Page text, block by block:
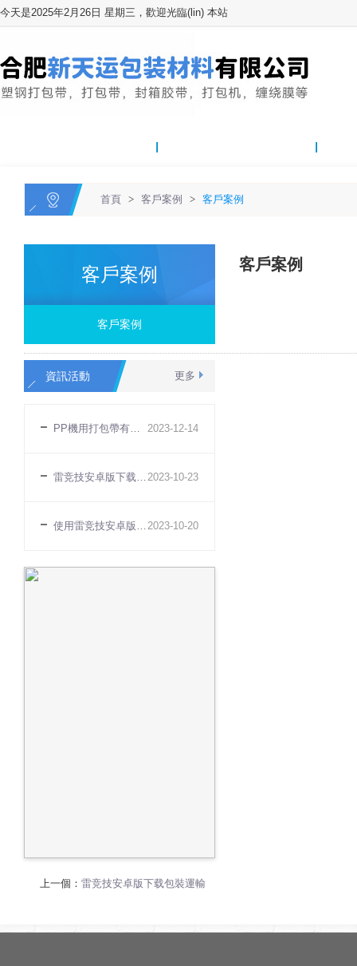
今天是2025年2月26日 星期三，歡迎光臨(lin) 本站
首頁 > 客戶案例 > 客戶案例
客戶案例
客戶案例
更多
資訊活動
2023-12-14
PP機用打包帶有哪些特點
2023-10-23
雷竞技安卓版下载無法打緊原因
2023-10-20
使用雷竞技安卓版下载有什麽好處
客戶案例
上一個： 雷竞技安卓版下载包裝運輸